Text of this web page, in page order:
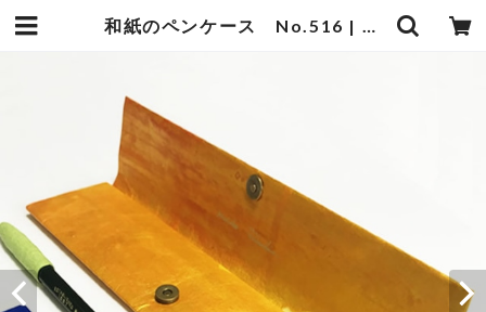
和紙のペンケース No.516 | 暮らしの中の和紙のかたち